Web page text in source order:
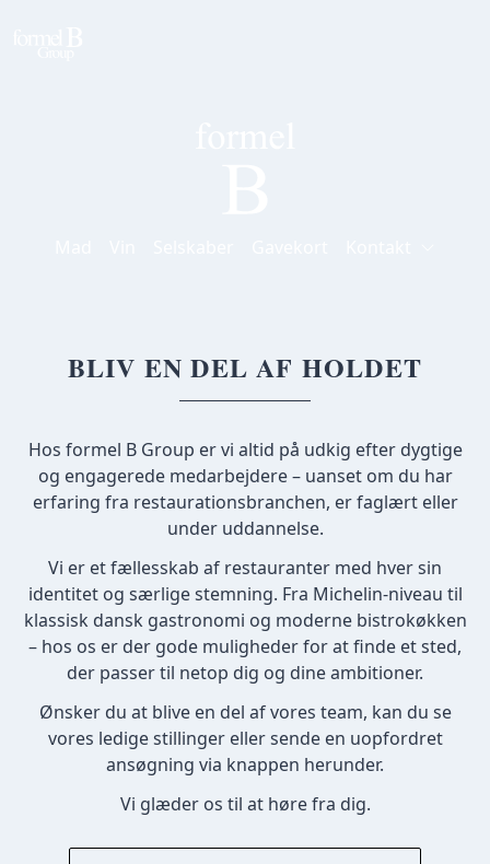
BLIV EN DEL AF HOLDET
Hos formel B Group er vi altid på udkig efter dygtige
og engagerede medarbejdere – uanset om du har
erfaring fra restaurationsbranchen, er faglært eller
under uddannelse.
Vi er et fællesskab af restauranter med hver sin
identitet og særlige stemning. Fra Michelin-niveau til
klassisk dansk gastronomi og moderne bistrokøkken
– hos os er der gode muligheder for at finde et sted,
der passer til netop dig og dine ambitioner.
Ønsker du at blive en del af vores team, kan du se
vores ledige stillinger eller sende en uopfordret
ansøgning via knappen herunder.
Vi glæder os til at høre fra dig.